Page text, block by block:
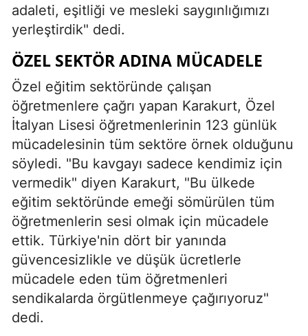
adaleti, eşitliği ve mesleki saygınlığımızı
yerleştirdik" dedi.
ÖZEL SEKTÖR ADINA MÜCADELE
Özel eğitim sektöründe çalışan
öğretmenlere çağrı yapan Karakurt, Özel
İtalyan Lisesi öğretmenlerinin 123 günlük
mücadelesinin tüm sektöre örnek olduğunu
söyledi. "Bu kavgayı sadece kendimiz için
vermedik" diyen Karakurt, "Bu ülkede
eğitim sektöründe emeği sömürülen tüm
öğretmenlerin sesi olmak için mücadele
ettik. Türkiye'nin dört bir yanında
güvencesizlikle ve düşük ücretlerle
mücadele eden tüm öğretmenleri
sendikalarda örgütlenmeye çağırıyoruz"
dedi.